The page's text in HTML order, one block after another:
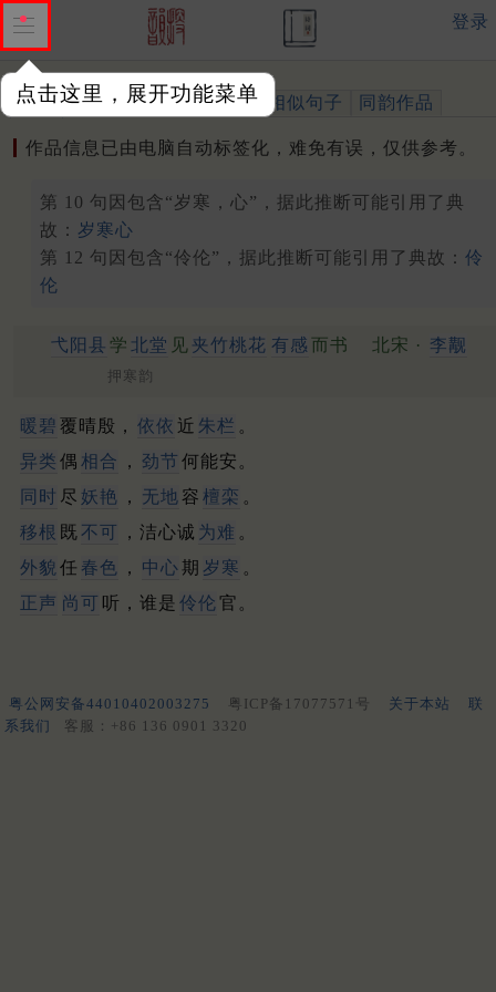
点击这里，展开功能菜单
登录
作品 标注四声 出处、引用 相似句子 同韵作品
作品信息已由电脑自动标签化，难免有误，仅供参考。
第 10 句因包含“岁寒，心”，据此推断可能引用了典
故： 岁寒心
第 12 句因包含“伶伦”，据此推断可能引用了典故： 伶
伦
弋阳县 学 北堂 见 夹竹桃花 有感 而书 北宋 · 李觏
押寒韵
暖碧 覆晴殷， 依依 近 朱栏 。
异类 偶 相合 ， 劲节 何能安。
同时 尽 妖艳 ， 无地容 檀栾 。
移根 既 不可 ，洁心诚 为难 。
外貌 任 春色 ， 中心期 岁寒 。
正声 尚可 听，谁是 伶伦官。
粤公网安备44010402003275 粤ICP备17077571号 关于本站
联
系我们
客服：+86 136 0901 3320